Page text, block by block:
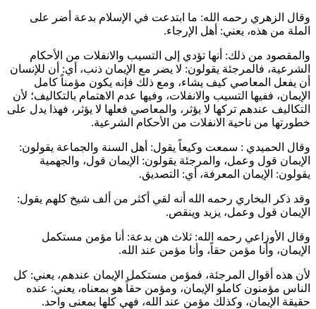
وقال الزهري رحمه الله: ما ابتدعت في الإسلام بدعة أضر على
الملة من هذه، يعني: أهل الإرجاء.
والمقصود من ذلك: أنها تؤدي إلى التسيب والانفلات من الأحكام
الشرعية، فالمرجئة يقولون: لا يضر مع الإيمان ذنب، أي: أن للإنسان
أن يفعل المعاصي كيف يشاء، ومع ذلك فإنه يكون مؤمناً كامل
الإيمان، ففيها التسيب والانفلات، وفيها عدم الاهتمام بالتكاليف؛ لأن
التكاليف عندهم تركها لا يؤثر، والمعاصي فعلها لا يؤثر، فهذا يدل على
خطورتها من ناحية الانفلات من الأحكام الشرعية.
وقال الحميدي : سمعت وكيعاً يقول: أهل السنة والجماعة يقولون:
الإيمان قول وعمل، والمرجئة يقولون: الإيمان قول، والجهمية
يقولون: الإيمان المعرفة، أي: التصديق.
وقد ذكر البخاري رحمه الله أنه لقي أكثر من ألف شيخ كلهم يقول:
الإيمان قول وعمل، يزيد وينقص.
وقال الأوزاعي رحمه الله: ثلاث هن بدعة: أنا مؤمن مستكمل
الإيمان، وأنا مؤمن حقاً، وأنا مؤمن عند الله.
لأن هذه أقوال المرجئة، فمؤمن مستكمل الإيمان عندهم، يعني: كل
الناس مؤمنون كاملو الإيمان، ومؤمن حقاً هو بمعناه، يعني: عنده
حقيقة الإيمان، وكذلك مؤمن عند الله، فهي كلها بمعنى واحد.